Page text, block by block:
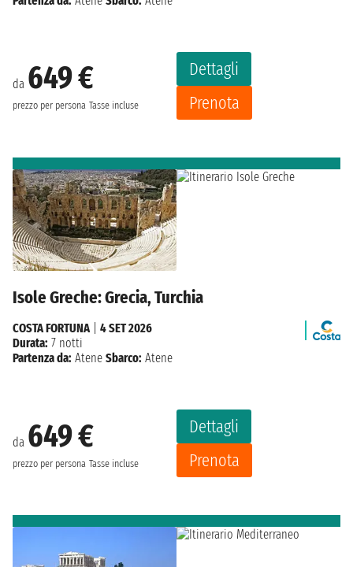
da 649 €
prezzo per persona Tasse incluse
Dettagli
Prenota
Isole Greche: Grecia, Turchia
da 649 €
prezzo per persona Tasse incluse
Dettagli
Prenota
COSTA FORTUNA| 4 SET 2026
Durata: 7 notti
Partenza da: Atene Sbarco: Atene